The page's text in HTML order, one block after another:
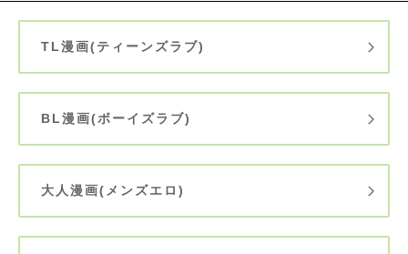
TL漫画(ティーンズラブ)
BL漫画(ボーイズラブ)
大人漫画(メンズエロ)